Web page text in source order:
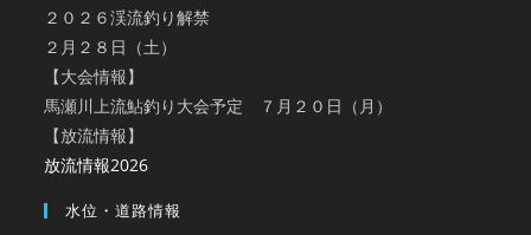
２０２６渓流釣り解禁
２月２８日（土）
【大会情報】
馬瀬川上流鮎釣り大会予定 ７月２０日（月）
【放流情報】
放流情報2026
水位・道路情報